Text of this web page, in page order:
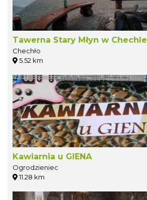
Tawerna Stary Młyn w Chechle
Chechło
5.52 km
Kawiarnia u GIENA
Ogrodzieniec
11.28 km